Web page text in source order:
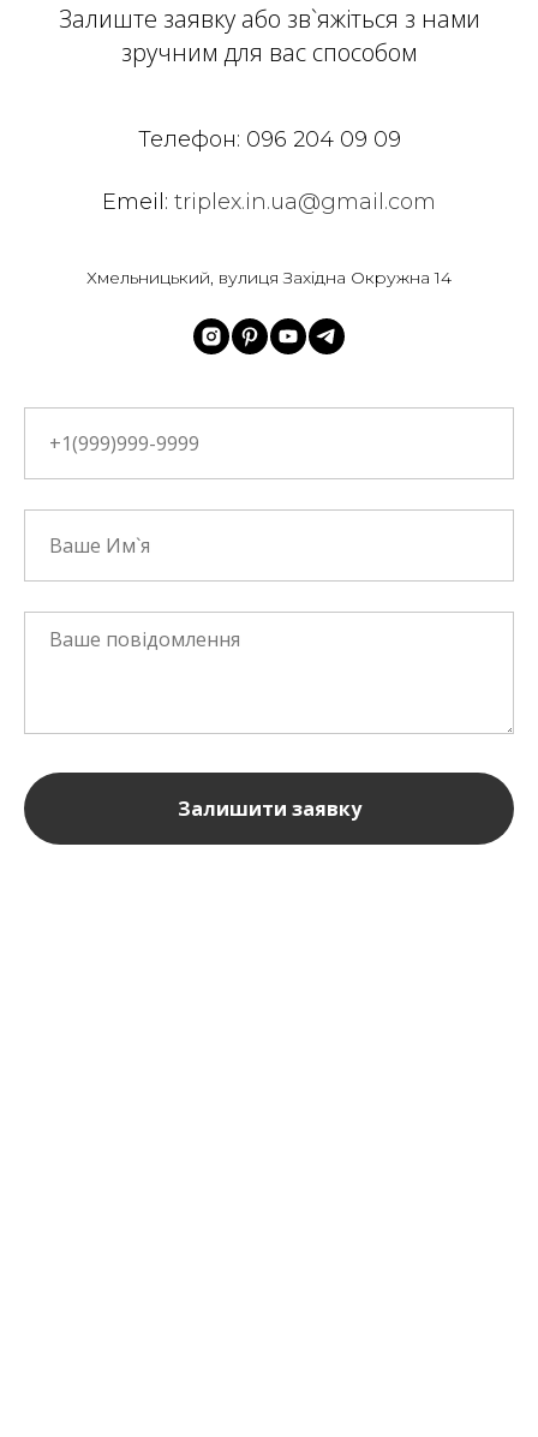
Залиште заявку або зв`яжіться з нами
зручним для вас способом
Телефон: 096 204 09 09
Emeil: triplex.in.ua@gmail.com
Хмельницький, вулиця Західна Окружна 14
Залишити заявку